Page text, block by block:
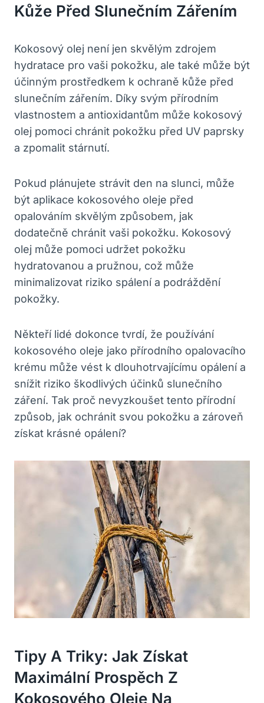
Kůže Před Slunečním Zářením
Kokosový olej není jen skvělým zdrojem
hydratace pro vaši pokožku, ale také může být
účinným prostředkem k ochraně kůže před
slunečním zářením. Díky svým přírodním
vlastnostem a antioxidantům může kokosový
olej pomoci chránit pokožku před UV paprsky
a zpomalit stárnutí.
Pokud plánujete strávit den na slunci, může
být aplikace kokosového oleje před
opalováním skvělým způsobem, jak
dodatečně chránit vaši pokožku. Kokosový
olej může pomoci udržet pokožku
hydratovanou a pružnou, což může
minimalizovat riziko spálení a podráždění
pokožky.
Někteří lidé dokonce tvrdí, že používání
kokosového oleje jako přírodního opalovacího
krému může vést k dlouhotrvajícímu opálení a
snížit riziko škodlivých účinků slunečního
záření. Tak proč nevyzkoušet tento přírodní
způsob, jak ochránit svou pokožku a zároveň
získat krásné opálení?
Tipy A Triky: Jak Získat
Maximální Prospěch Z
Kokosového Oleje Na